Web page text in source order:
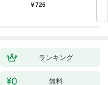
726
ランキング
無料